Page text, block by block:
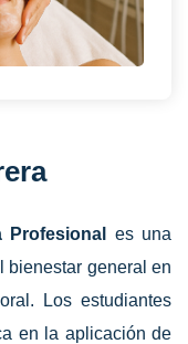
Profesional
es una
bienestar general en
Los estudiantes
en la aplicación de